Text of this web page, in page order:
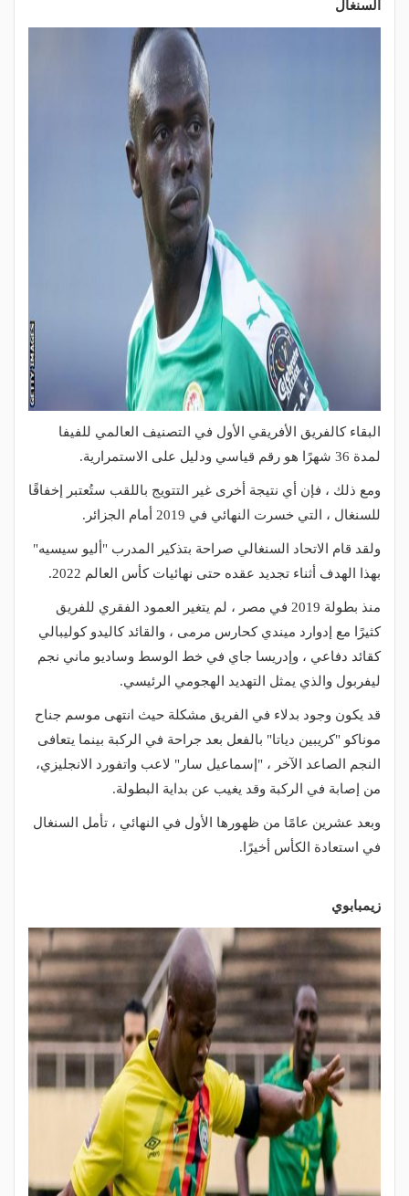
السنغال
البقاء كالفريق الأفريقي الأول في التصنيف العالمي للفيفا
لمدة 36 شهرًا هو رقم قياسي ودليل على الاستمرارية.
ومع ذلك ، فإن أي نتيجة أخرى غير التتويج باللقب ستُعتبر إخفاقًا
للسنغال ، التي خسرت النهائي في 2019 أمام الجزائر.
ولقد قام الاتحاد السنغالي صراحة بتذكير المدرب "أليو سيسيه"
بهذا الهدف أثناء تجديد عقده حتى نهائيات كأس العالم 2022.
منذ بطولة 2019 في مصر ، لم يتغير العمود الفقري للفريق
كثيرًا مع إدوارد ميندي كحارس مرمى ، والقائد كاليدو كوليبالي
كقائد دفاعي ، وإدريسا جاي في خط الوسط وساديو ماني نجم
ليفربول والذي يمثل التهديد الهجومي الرئيسي.
قد يكون وجود بدلاء في الفريق مشكلة حيث انتهى موسم جناح
موناكو "كريبين دياتا" بالفعل بعد جراحة في الركبة بينما يتعافى
النجم الصاعد الآخر ، "إسماعيل سار" لاعب واتفورد الانجليزي،
من إصابة في الركبة وقد يغيب عن بداية البطولة.
وبعد عشرين عامًا من ظهورها الأول في النهائي ، تأمل السنغال
في استعادة الكأس أخيرًا.
زيمبابوي